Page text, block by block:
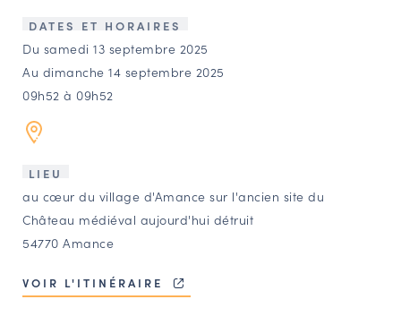
CONTACT
Agenda
Annuaire
Ressources
OFFRES D’EMPLOI ET DE STAGE
OUTILS EN LIGNE
DATES ET HORAIRES
Du samedi 13 septembre 2025
Au dimanche 14 septembre 2025
09h52 à 09h52
LIEU
au cœur du village d'Amance sur l'ancien site du
Château médiéval aujourd'hui détruit
54770 Amance
VOIR L'ITINÉRAIRE